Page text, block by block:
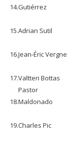
14.Gutiérrez
15.Adrian Sutil
16.Jean-Éric Vergne
17.Valtteri Bottas
18.
Pastor
Maldonado
19.Charles Pic